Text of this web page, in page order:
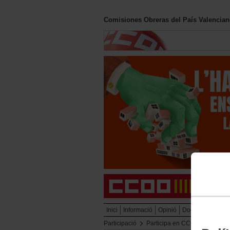
Comisiones Obreras del País
Inici Informació Opinió Documentació
Participació
Participa en CCOO PV